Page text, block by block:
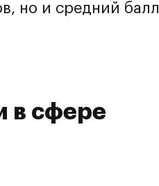
но и средний балл
в сфере